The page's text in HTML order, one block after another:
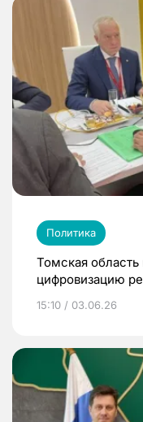
Политика
Томская
цифровизацию
15:10 / 03.06.26